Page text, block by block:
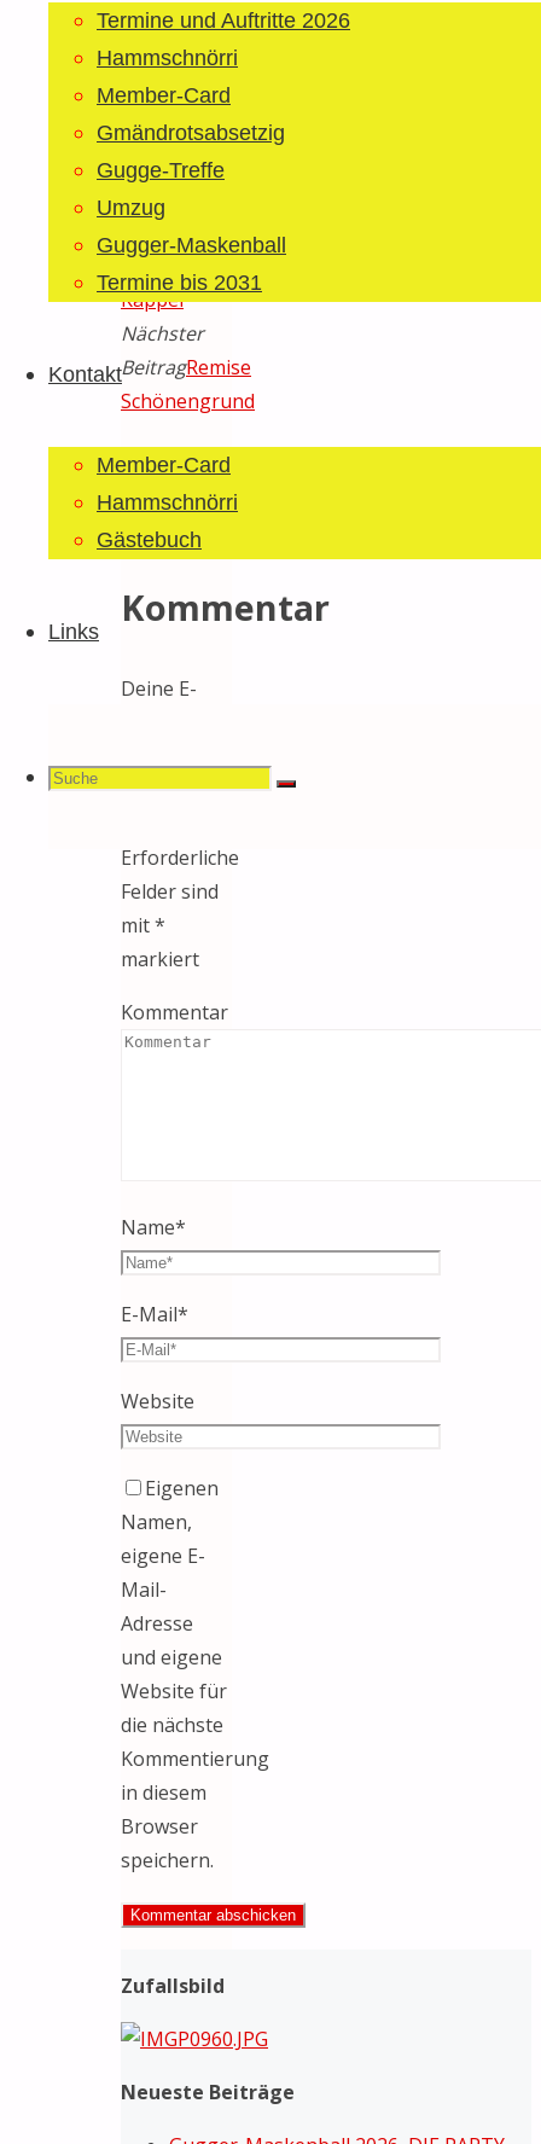
Termine und Auftritte 2026
Hammschnörri
Member-Card
Gmändrotsabsetzig
Gugge-Treffe
Umzug
Gugger-Maskenball
Termine bis 2031
Kontakt
Member-Card
Hammschnörri
Gästebuch
Links
Suche
Suchen
Suche
[Zeige
Vorschaubilder]
Vorheriger
Beitrag Halle
7 Ebnat-
Kappel
Nächster
BeitragRemise
Schönengrund
Schreibe
einen
Kommentar
Deine E-
wird nicht
Erforderliche
Felder sind
mit*
markiert
Kommentar
Name*
E-Mail*
Website
Eigenen
Namen,
eigene E-
Mail-
Adresse
und eigene
Website für
die nächste
Kommentierung
in diesem
Browser
speichern.
Zufallsbild
Neueste Beiträge